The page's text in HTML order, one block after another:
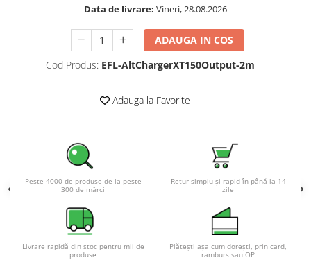
Acumulatori VRLA AGM/GEL /
Tractiune / LiFePo4
Baterii si acumulatori gel si VRLA
6-12 V
Baterii si acumulatori AGM VRLA
AGM
SLA AGM (Sealed Lead Acid)
Deep Cycle - Tractiune/Semi-
Tractiune
Data de livrare: Vineri, 28.08.2026
ADAUGA IN COS
Cod Produs: EFL-AltChargerXT150Output-2m
Adauga la Favorite
Peste 4000 de produse de la peste
300 de mărci
Retur simplu și rapid în până la 14
zile
Livrare rapidă din stoc pentru mii de
produse
Plătești așa cum dorești, prin card,
ramburs sau OP